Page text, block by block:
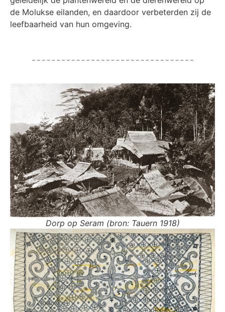
de Molukse eilanden, en daardoor verbeterden zij de
leefbaarheid van hun omgeving.
Dorp op Seram (bron: Tauern 1918)